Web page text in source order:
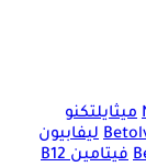
ميثايلتكنو
ليفابيون
فيتامين B12